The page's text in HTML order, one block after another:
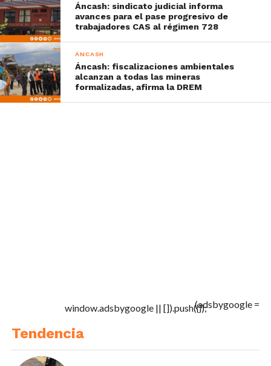
Áncash: sindicato judicial informa
avances para el pase progresivo de
trabajadores CAS al régimen 728
ÁNCASH
Áncash: fiscalizaciones ambientales
alcanzan a todas las mineras
formalizadas, afirma la DREM
(adsbygoogle =
window.adsbygoogle || []).push({});
Tendencia